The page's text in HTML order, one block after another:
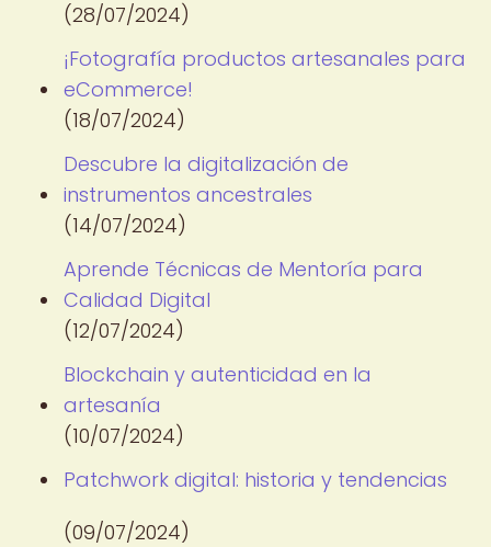
(28/07/2024)
¡Fotografía productos artesanales para
eCommerce!
(18/07/2024)
Descubre la digitalización de
instrumentos ancestrales
(14/07/2024)
Aprende Técnicas de Mentoría para
Calidad Digital
(12/07/2024)
Blockchain y autenticidad en la
artesanía
(10/07/2024)
Patchwork digital: historia y tendencias
(09/07/2024)